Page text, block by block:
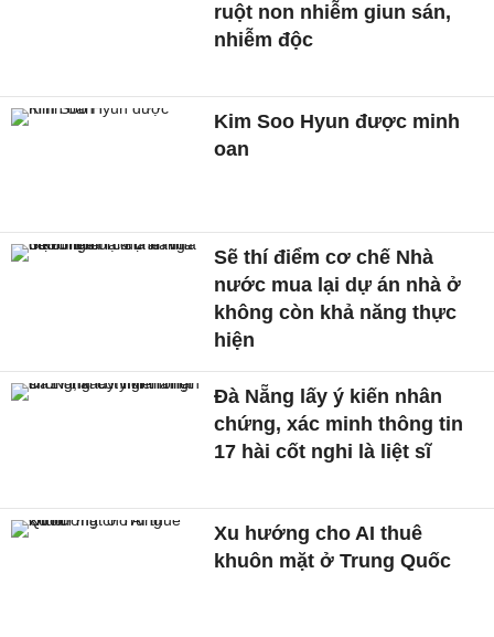
ruột non nhiễm giun sán,
nhiễm độc
Kim Soo Hyun được minh
oan
Sẽ thí điểm cơ chế Nhà
nước mua lại dự án nhà ở
không còn khả năng thực
hiện
Đà Nẵng lấy ý kiến nhân
chứng, xác minh thông tin
17 hài cốt nghi là liệt sĩ
Xu hướng cho AI thuê
khuôn mặt ở Trung Quốc